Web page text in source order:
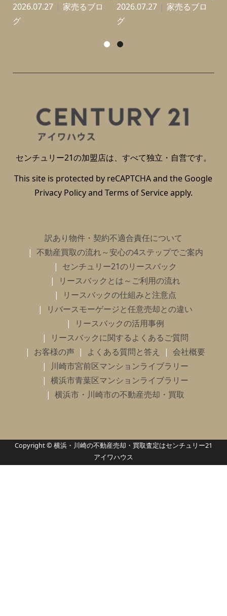
2026.07.27
家売るブロ
グ
2026.07.27
家売るブロ
グ
センチュリー21の加盟店は、すべて独立・自営です。
This site is protected by reCAPTCHA and the Google
Privacy Policyand Terms of Serviceapply.
訳あり物件・契約不適合責任について
不動産買取の流れ～安心の4ステップでご案内
センチュリー21のリースバック
リースバックとは～ご利用の流れ
リースバックの仕組みと注意点
リバースモーゲージと任意売却との違い
リースバックの活用事例
リースバックに関するよくあるご質問
お客様の声
よくある質問と答え
会社概要
川崎市宮前区マンションライブラリー
横浜市青葉区マンションライブラリー
横浜市・川崎市の不動産売却・買取
Copyright © 横浜・川崎の不動産売却・買取査定はセンチュリー21
アイワハウス